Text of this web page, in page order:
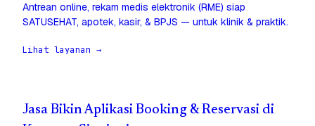
Antrean online, rekam medis elektronik (RME) siap
SATUSEHAT, apotek, kasir, & BPJS — untuk klinik & praktik.
Lihat layanan →
Jasa Bikin Aplikasi Booking & Reservasi di